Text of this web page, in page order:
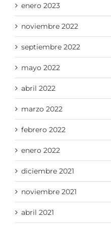
enero 2023
noviembre 2022
septiembre 2022
mayo 2022
abril 2022
marzo 2022
febrero 2022
enero 2022
diciembre 2021
noviembre 2021
abril 2021